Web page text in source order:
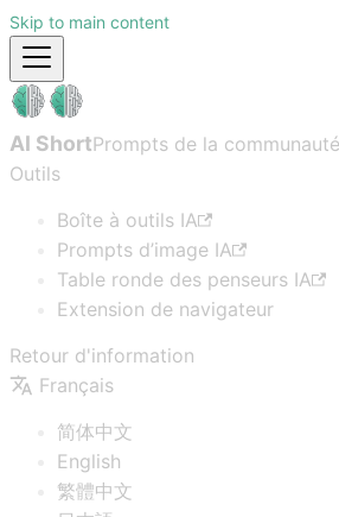
Skip to main content
AI ShortPrompts de la communauté
Outils
Boîte à outils IA
Prompts d’image IA
Table ronde des penseurs IA
Extension de navigateur
Retour d'information
Français
简体中文
English
繁體中文